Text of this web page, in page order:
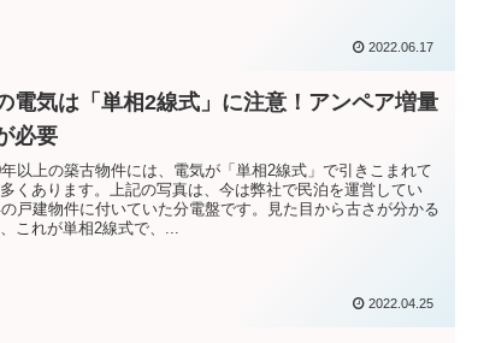
2022.06.17
電気は「単相2線式」に注意！アンペア増量
必要
以上の築古物件には、電気が「単相2線式」で引きこまれて
くあります。上記の写真は、今は弊社で民泊を運営してい
戸建物件に付いていた分電盤です。見た目から古さが分かる
これが単相2線式で、...
2022.04.25